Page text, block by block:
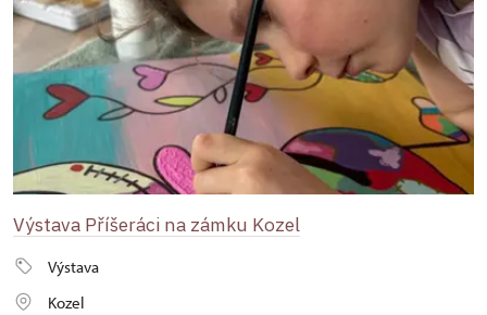
Výstava Příšeráci na zámku Kozel
Výstava
Kozel